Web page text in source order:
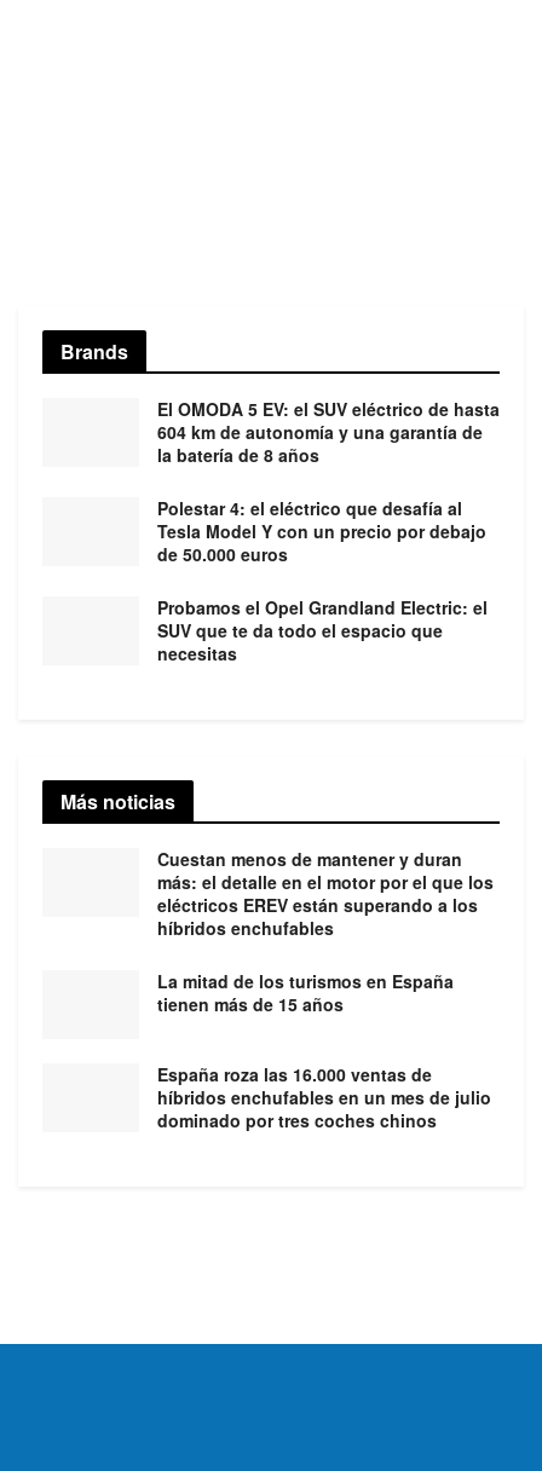
Brands
El OMODA 5 EV: el SUV eléctrico de hasta
604 km de autonomía y una garantía de
la batería de 8 años
Polestar 4: el eléctrico que desafía al
Tesla Model Y con un precio por debajo
de 50.000 euros
Probamos el Opel Grandland Electric: el
SUV que te da todo el espacio que
necesitas
Más noticias
Cuestan menos de mantener y duran
más: el detalle en el motor por el que los
eléctricos EREV están superando a los
híbridos enchufables
La mitad de los turismos en España
tienen más de 15 años
España roza las 16.000 ventas de
híbridos enchufables en un mes de julio
dominado por tres coches chinos